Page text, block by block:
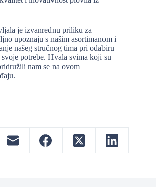
je izvanrednu priliku za
upoznaju s našim asortimanom i
našeg stručnog tima pri odabiru
potrebe. Hvala svima koji su
nam se na ovom